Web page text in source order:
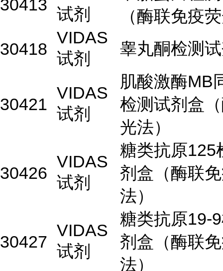
30413 试剂
（酶联免疫
30418
VIDAS
试剂
睾丸酮检测
30421
VIDAS
试剂
肌酸激酶MB
检测试剂盒
光法）
30426
VIDAS
试剂
糖类抗原125
剂盒（酶联
法）
30427
VIDAS
试剂
糖类抗原19-
剂盒（酶联
法）